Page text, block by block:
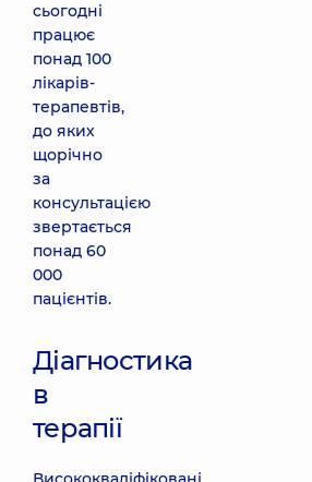
сьогодні
працює
понад 100
лікарів-
терапевтів,
до яких
щорічно
за
консультацією
звертається
понад 60
000
пацієнтів.
Діагностика
в
терапії